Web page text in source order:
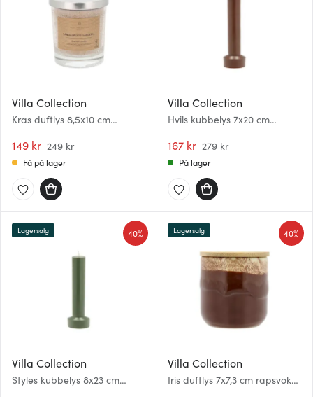
Villa Collection
Kras duftlys 8,5x10 cm
149 kr 249 kr
Få på lager
Villa Collection
Hvils kubbelys 7x20 cm
167 kr 279 kr
På lager
Villa Collection
Styles kubbelys 8x23 cm
40%
Lagersalg
Villa Collection
Iris duftlys 7x7,3 cm rapsvoks
40%
Lagersalg